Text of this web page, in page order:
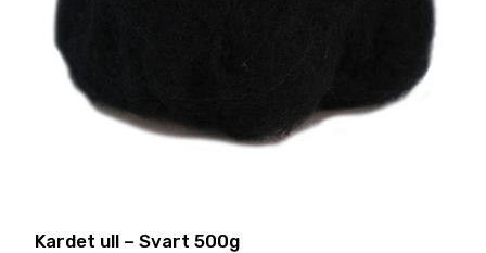
Kardet ull – Svart 500g